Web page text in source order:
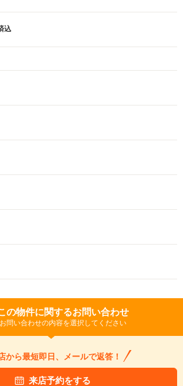
込
の物件に関するお問い合わせ
お問い合わせの内容を選択してください
から最短即日、メールで返答！
来店予約をする